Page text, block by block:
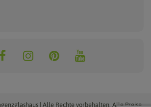
| Alle Rechte vorbehalten. Alle Preise